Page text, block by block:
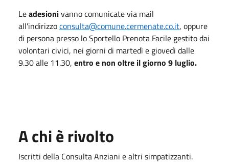
Leadesionivanno comunicate via mail
all'indirizzoconsulta@comune.cermenate.co.it, oppure
di persona presso lo Sportello Prenota Facile gestito dai
volontari civici, nei giorni di martedì e giovedì dalle
9.30 alle 11.30, entro e non oltre il giorno 9 luglio.
A chi è rivolto
Iscritti della Consulta Anziani e altri simpatizzanti.